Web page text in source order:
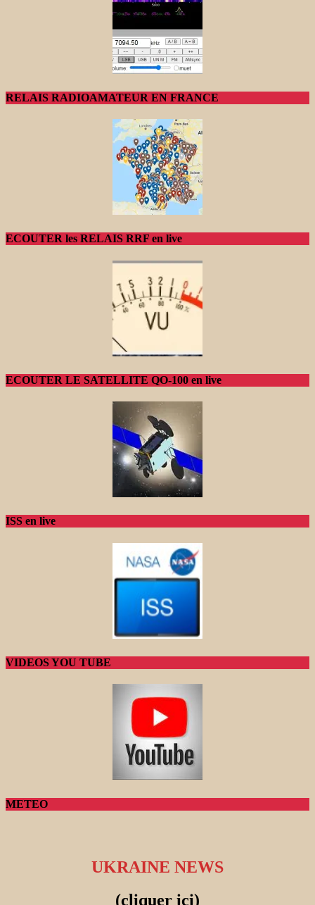
RELAIS RADIOAMATEUR EN FRANCE
ECOUTER les RELAIS RRF en live
ECOUTER LE SATELLITE QO-100 en live
ISS en live
VIDEOS YOU TUBE
METEO
UKRAINE NEWS
(cliquer ici)